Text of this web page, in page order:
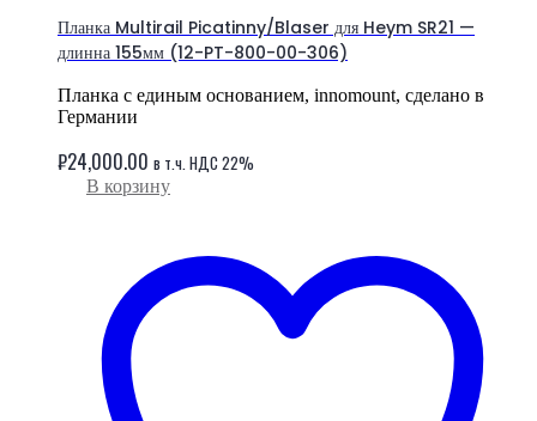
Планка Multirail Picatinny/Blaser для Heym SR21 —
длинна 155мм (12-PT-800-00-306)
Планка с единым основанием, innomount, сделано в
Германии
₽24,000.00 в т.ч. НДС 22%
В корзину